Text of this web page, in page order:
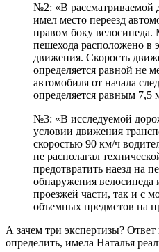
№2: «В рассматриваемой
имел место переезд
правом боку велосипеда.
пешехода расположено в
движения. Скорость
определяется равной не
автомобиля от начала
определяется равным 7,5
№3: «В исследуемой
условии движения
скоростью 90 км/ч
не располагал
предотвратить наезд на
обнаружения велосипеда
проезжей части, так и с
объемных предметов на
А зачем три экспертизы?
определить, имела Наталья